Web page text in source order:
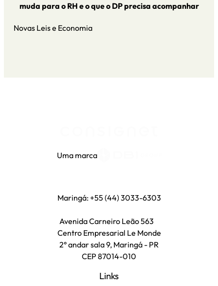
muda para o RH e o que o DP precisa acompanhar
Novas Leis e Economia
Uma marca
Maringá: +55 (44) 3033-6303
Avenida Carneiro Leão 563
Centro Empresarial Le Monde
2° andar sala 9, Maringá - PR
CEP 87014-010
Links